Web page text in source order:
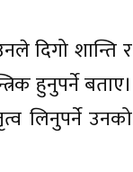
दिगो शान्ति र
हुनुपर्ने बताए।
लिनुपर्ने उनको